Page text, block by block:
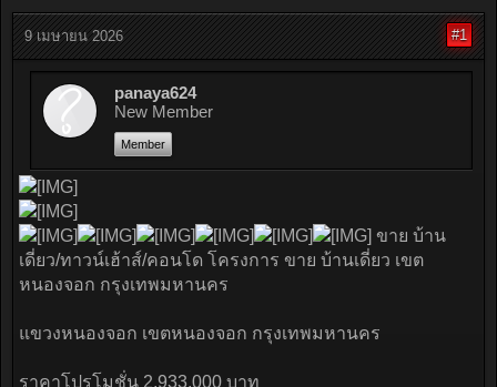
9 เมษายน 2026 #1
panaya624
New Member
Member
ขาย บ้าน
เดี่ยว/ทาวน์เฮ้าส์/คอนโด โครงการ ขาย บ้านเดี่ยว เขต
หนองจอก กรุงเทพมหานคร
แขวงหนองจอก เขตหนองจอก กรุงเทพมหานคร
ราคาโปรโมชั่น 2,933,000 บาท